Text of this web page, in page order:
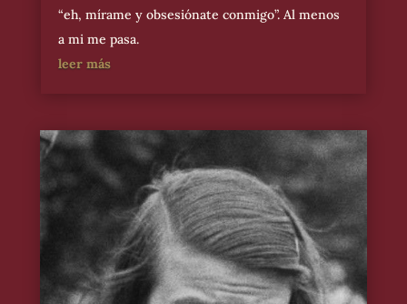
“eh, mírame y obsesiónate conmigo”. Al menos
a mi me pasa.
leer más